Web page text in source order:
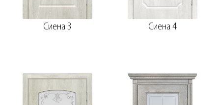
Сиена 3 Сиена 4